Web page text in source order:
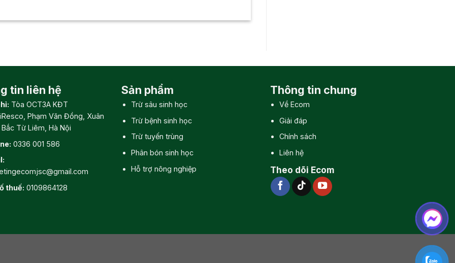
tin liên hệ
Tòa OCT3A KĐT
Phạm Văn Đồng, Xuân
Từ Liêm, Hà Nội
0336 001 586
thuế: 0109864128
Sản phẩm
Trừ sâu sinh học
Trừ bệnh sinh học
Trừ tuyến trùng
Phân bón sinh học
Hỗ trợ nông nghiệp
Thông tin chung
Về Ecom
Giải đáp
Chính sách
Liên hệ
Theo dõi Ecom